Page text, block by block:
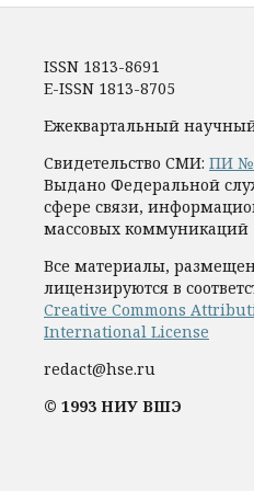
ISSN 1813-8691
E-ISSN 1813-8705
Ежеквартальный
Свидетельство СМИ: ПИ №
Выдано Федеральной
сфере связи,
массовых коммуникаций
Все материалы,
лицензируются в
Creative Commons
International License
redact@hse.ru
© 1993 НИУ ВШЭ